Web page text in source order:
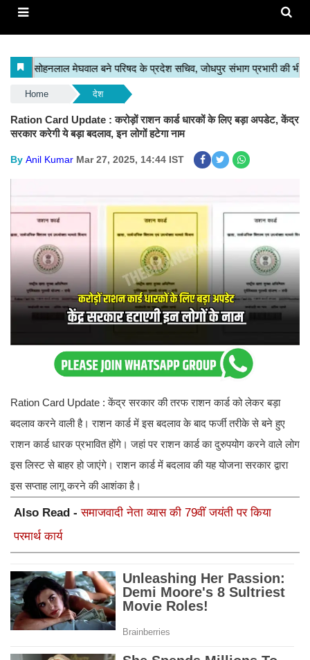
Home देश
Ration Card Update : करोड़ों राशन कार्ड धारकों के लिए बड़ा अपडेट, केंद्र
सरकार करेगी ये बड़ा बदलाव, इन लोगों हटेगा नाम
By Anil Kumar Mar 27, 2025, 14:44 IST
Ration Card Update : केंद्र सरकार की तरफ राशन कार्ड को लेकर बड़ा
बदलाव करने वाली है। राशन कार्ड में इस बदलाव के बाद फर्जी तरीके से बने हुए
राशन कार्ड धारक प्रभावित होंगे। जहां पर राशन कार्ड का दुरुपयोग करने वाले लोग
इस लिस्ट से बाहर हो जाएंगे। राशन कार्ड में बदलाव की यह योजना सरकार द्वारा
इस सप्ताह लागू करने की आशंका है।
Also Read -समाजवादी नेता व्यास की 79वीं जयंती पर किया
परमार्थ कार्य